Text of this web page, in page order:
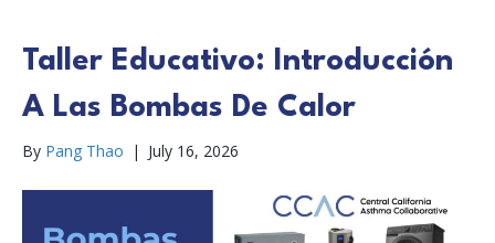
Taller Educativo: Introducción
A Las Bombas De Calor
By Pang Thao | July 16, 2026